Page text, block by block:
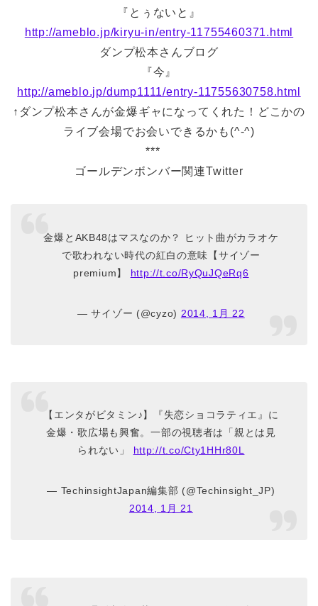
『とぅないと』
http://ameblo.jp/kiryu-in/entry-11755460371.html
ダンプ松本さんブログ
『今』
http://ameblo.jp/dump1111/entry-11755630758.html
↑ダンプ松本さんが金爆ギャになってくれた！どこかの
ライブ会場でお会いできるかも(^-^)
***
ゴールデンボンバー関連Twitter
金爆とAKB48はマスなのか？ ヒット曲がカラオケ
で歌われない時代の紅白の意味【サイゾー
premium】 http://t.co/RyQuJQeRq6
— サイゾー (@cyzo) 2014, 1月 22
【エンタがビタミン♪】『失恋ショコラティエ』に
金爆・歌広場も興奮。一部の視聴者は「親とは見
られない」 http://t.co/Cty1HHr80L
— TechinsightJapan編集部 (@Techinsight_JP)
2014, 1月 21